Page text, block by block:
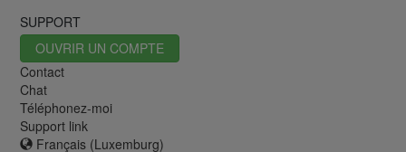
SUPPORT
OUVRIR UN COMPTE
Contact
Chat
Téléphonez-moi
Support link
Français (Luxemburg)